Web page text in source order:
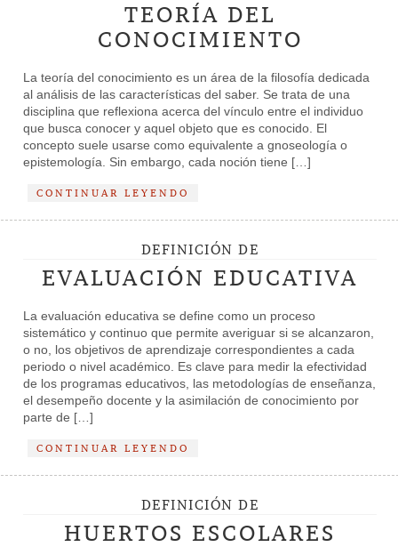
TEORÍA DEL
CONOCIMIENTO
La teoría del conocimiento es un área de la filosofía dedicada
al análisis de las características del saber. Se trata de una
disciplina que reflexiona acerca del vínculo entre el individuo
que busca conocer y aquel objeto que es conocido. El
concepto suele usarse como equivalente a gnoseología o
epistemología. Sin embargo, cada noción tiene […]
CONTINUAR LEYENDO
DEFINICIÓN DE
EVALUACIÓN EDUCATIVA
La evaluación educativa se define como un proceso
sistemático y continuo que permite averiguar si se alcanzaron,
o no, los objetivos de aprendizaje correspondientes a cada
periodo o nivel académico. Es clave para medir la efectividad
de los programas educativos, las metodologías de enseñanza,
el desempeño docente y la asimilación de conocimiento por
parte de […]
CONTINUAR LEYENDO
DEFINICIÓN DE
HUERTOS ESCOLARES